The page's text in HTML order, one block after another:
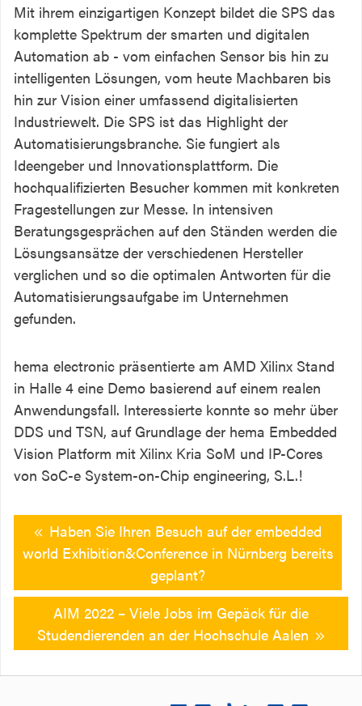
Mit ihrem einzigartigen Konzept bildet die SPS das
komplette Spektrum der smarten und digitalen
Automation ab - vom einfachen Sensor bis hin zu
intelligenten Lösungen, vom heute Machbaren bis
hin zur Vision einer umfassend digitalisierten
Industriewelt. Die SPS ist das Highlight der
Automatisierungsbranche. Sie fungiert als
Ideengeber und Innovationsplattform. Die
hochqualifizierten Besucher kommen mit konkreten
Fragestellungen zur Messe. In intensiven
Beratungsgesprächen auf den Ständen werden die
Lösungsansätze der verschiedenen Hersteller
verglichen und so die optimalen Antworten für die
Automatisierungsaufgabe im Unternehmen
gefunden.
hema electronic präsentierte am AMD Xilinx Stand
in Halle 4 eine Demo basierend auf einem realen
Anwendungsfall. Interessierte konnte so mehr über
DDS und TSN, auf Grundlage der hema Embedded
Vision Platform mit Xilinx Kria SoM und IP-Cores
von SoC-e System-on-Chip engineering, S.L.!
Haben Sie Ihren Besuch auf der embedded
world Exhibition&Conference in Nürnberg bereits
geplant?
AIM 2022 – Viele Jobs im Gepäck für die
Studendierenden an der Hochschule Aalen